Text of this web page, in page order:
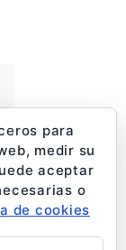
para
medir su
aceptar
o
de cookies